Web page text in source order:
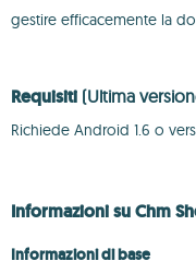
gestire efficacemente la
Requisiti (Ultima
Richiede Android 1.6 o
Informazioni su Chm
Informazioni di base